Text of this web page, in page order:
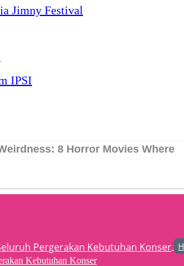
Jimny Festival
IPSI
Kebutuhan Konser